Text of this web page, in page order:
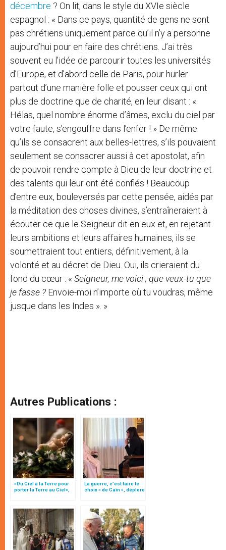
décembre ? On lit, dans le style du XVIe siècle
espagnol : « Dans ce pays, quantité de gens ne sont
pas chrétiens uniquement parce qu’il n’y a personne
aujourd’hui pour en faire des chrétiens. J’ai très
souvent eu l’idée de parcourir toutes les universités
d’Europe, et d’abord celle de Paris, pour hurler
partout d’une manière folle et pousser ceux qui ont
plus de doctrine que de charité, en leur disant : «
Hélas, quel nombre énorme d’âmes, exclu du ciel par
votre faute, s’engouffre dans l’enfer ! » De même
qu’ils se consacrent aux belles-lettres, s’ils pouvaient
seulement se consacrer aussi à cet apostolat, afin
de pouvoir rendre compte à Dieu de leur doctrine et
des talents qui leur ont été confiés ! Beaucoup
d’entre eux, bouleversés par cette pensée, aidés par
la méditation des choses divines, s’entraîneraient à
écouter ce que le Seigneur dit en eux et, en rejetant
leurs ambitions et leurs affaires humaines, ils se
soumettraient tout entiers, définitivement, à la
volonté et au décret de Dieu. Oui, ils crieraient du
fond du cœur : « Seigneur, me voici ; que veux-tu que
je fasse ? Envoie-moi n’importe où tu voudras, même
jusque dans les Indes ». »
Autres Publications :
«Du Ciel à la Terre pour
porter la Terre au Ciel»,
La guerre, c’est faire le
choix « de Caïn », déplore